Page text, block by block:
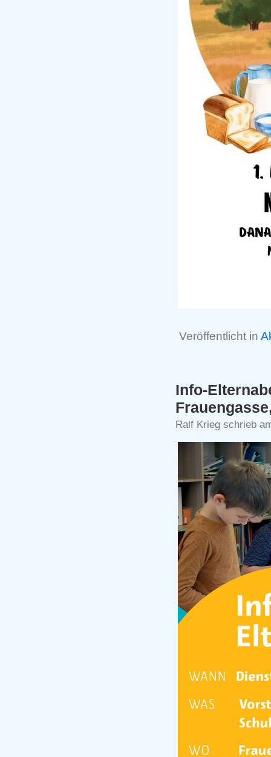
Veröffentlicht in
Info-
Ralf Krieg schrieb